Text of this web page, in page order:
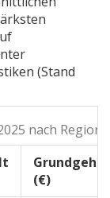
(Stand
nach
(€)